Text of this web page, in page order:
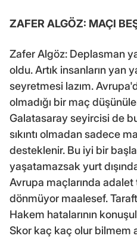
ZAFER ALGÖZ: MAÇI
Zafer Algöz: Deplasman
oldu. Artık insanların yan
seyretmesi lazım.
olmadığı bir maç
Galatasaray seyircisi de
sıkıntı olmadan sadece
desteklenir. Bu iyi bir
yaşatamazsak yurt
Avrupa maçlarında
dönmüyor maalesef.
Hakem hatalarının
Skor kaç kaç olur bilmem